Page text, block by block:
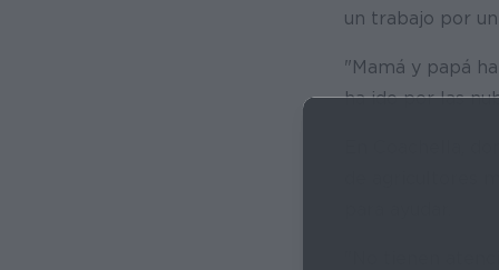
un trabajo por
"Mamá y papá
ha ido por las
En Coachella,
de agricultores
"No tienen